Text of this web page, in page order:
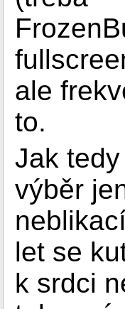
ale
to.
Jak
výběr
let se
k srdci